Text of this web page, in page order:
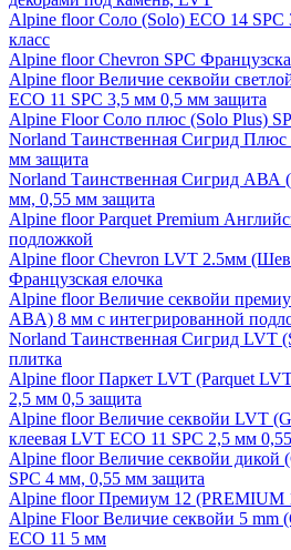
Alpine floor Соло (Solo) ECO 14 SPC
класс
Alpine floor Chevron SPC
Alpine floor Величие секвойи
ECO 11 SPC 3,5 мм 0,5 мм защита
Alpine Floor Соло плюс (Solo Plus)
Norland Таинственная Сигрид Плюс
мм защита
Norland Таинственная Сигрид АВА
мм, 0,55 мм защита
Alpine floor Parquet Premium
подложкой
Alpine floor Chevron LVT 2.5мм
Французская елочка
Alpine floor Величие секвойи
ABA) 8 мм с интегрированной
Norland Таинственная Сигрид LVT
плитка
Alpine floor Паркет LVT (Parquet
2,5 мм 0,5 защита
Alpine floor Величие секвойи LVT
клеевая LVT ECO 11 SPC 2,5 мм
Alpine floor Величие секвойи дикой
SPC 4 мм, 0,55 мм защита
Alpine floor Премиум 12 (PREMIUM
Alpine Floor Величие секвойи 5 mm
ECO 11 5 мм